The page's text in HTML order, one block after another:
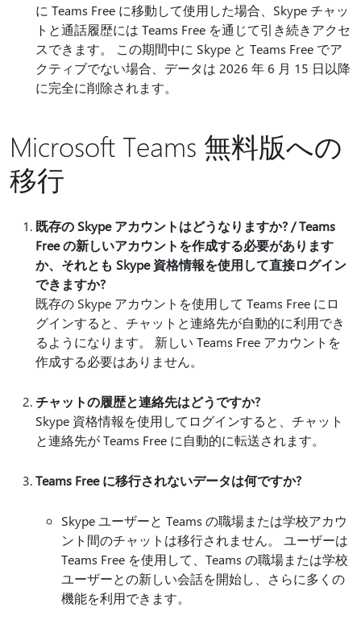
に Teams Free に移動して使用した場合、Skype チャッ
トと通話履歴には Teams Free を通じて引き続きアクセ
スできます。 この期間中に Skype と Teams Free でア
クティブでない場合、データは 2026 年 6 月 15 日以降
に完全に削除されます。
Microsoft Teams 無料版への
移行
既存の Skype アカウントはどうなりますか? / Teams
Free の新しいアカウントを作成する必要があります
か、それとも Skype 資格情報を使用して直接ログイン
できますか?
既存の Skype アカウントを使用して Teams Free にロ
グインすると、チャットと連絡先が自動的に利用でき
るようになります。 新しい Teams Free アカウントを
作成する必要はありません。
チャットの履歴と連絡先はどうですか?
Skype 資格情報を使用してログインすると、チャット
と連絡先が Teams Free に自動的に転送されます。
Teams Free に移行されないデータは何ですか?
Skype ユーザーと Teams の職場または学校アカウ
ント間のチャットは移行されません。 ユーザーは
Teams Free を使用して、Teams の職場または学校
ユーザーとの新しい会話を開始し、さらに多くの
機能を利用できます。